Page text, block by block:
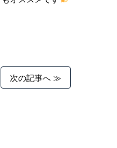
次の記事へ ≫